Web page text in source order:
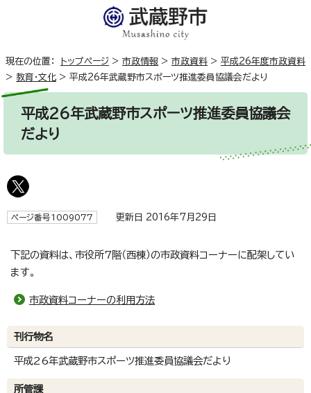
現在の位置： トップページ > 市政情報 > 市政資料 > 平成26年度市政資料
> 教育・文化 > 平成26年武蔵野市スポーツ推進委員協議会だより
平成26年武蔵野市スポーツ推進委員協議会
だより
ページ番号1009077 更新日 2016年7月29日
下記の資料は、市役所7階（西棟）の市政資料コーナーに配架してい
ます。
市政資料コーナーの利用方法
刊行物名
平成26年武蔵野市スポーツ推進委員協議会だより
所管課